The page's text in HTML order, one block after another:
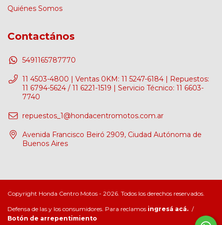
Quiénes Somos
Contactános
5491165787770
11 4503-4800 | Ventas 0KM: 11 5247-6184 | Repuestos:
11 6794-5624 / 11 6221-1519 | Servicio Técnico: 11 6603-
7740
repuestos_1@hondacentromotos.com.ar
Avenida Francisco Beiró 2909, Ciudad Autónoma de
Buenos Aires
Copyright Honda Centro Motos - 2026. Todos los derechos reservados.
Defensa de las y los consumidores. Para reclamos ingresá acá. /
Botón de arrepentimiento